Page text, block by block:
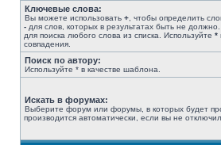
Ключевые слова:
Вы можете использовать + , чтобы определить
- для слов, которых в результатах быть не
для поиска любого слова из списка. Используйте *
совпадения.
Поиск по автору:
Используйте * в качестве шаблона.
Искать в форумах:
Выберите форум или форумы, в которых будет
производится автоматически, если вы не